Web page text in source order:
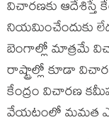
విచారణకు ఆదేశిస్తే
నియమించేందుకు
బెంగాల్లో మాత్రమే
రాష్ట్రాల్లో కూడా
కేంద్రం విచారణ
వేయటంలో మమత